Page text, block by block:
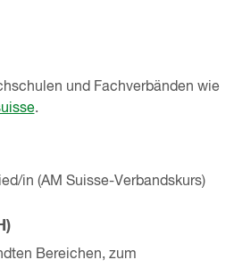
und Fachverbänden wie
.
in (AM Suisse-Verbandskurs)
Bereichen, zum